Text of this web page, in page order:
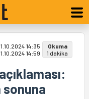
14:35
14:59
Okuma
1 dakika